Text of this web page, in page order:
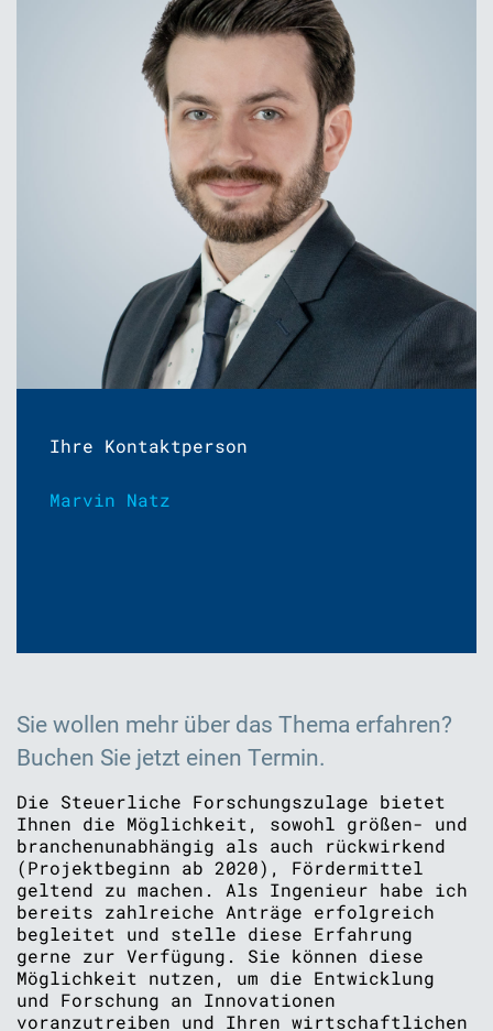
Ihre Kontaktperson
Marvin Natz
Sie wollen mehr über das Thema erfahren?
Buchen Sie jetzt einen Termin.
Die Steuerliche Forschungszulage bietet
Ihnen die Möglichkeit, sowohl größen- und
branchenunabhängig als auch rückwirkend
(Projektbeginn ab 2020), Fördermittel
geltend zu machen. Als Ingenieur habe ich
bereits zahlreiche Anträge erfolgreich
begleitet und stelle diese Erfahrung
gerne zur Verfügung. Sie können diese
Möglichkeit nutzen, um die Entwicklung
und Forschung an Innovationen
voranzutreiben und Ihren wirtschaftlichen